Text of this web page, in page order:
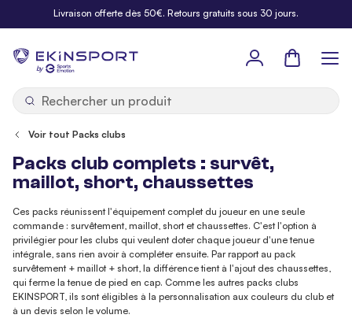
Allez au contenuLivraison offerte dès 50€. Retours gratuits sous 30 jours.
by
Panier
Voir tout Packs clubs
Packs club complets : survêt,
maillot, short, chaussettes
Ces packs réunissent l'équipement complet du joueur en une seule
commande : survêtement, maillot, short et chaussettes. C'est l'option à
privilégier pour les clubs qui veulent doter chaque joueur d'une tenue
intégrale, sans rien avoir à compléter ensuite. Par rapport au pack
survêtement + maillot + short, la différence tient à l'ajout des chaussettes,
qui ferme la tenue de pied en cap. Comme les autres packs clubs
EKINSPORT, ils sont éligibles à la personnalisation aux couleurs du club et
à un devis selon le volume.